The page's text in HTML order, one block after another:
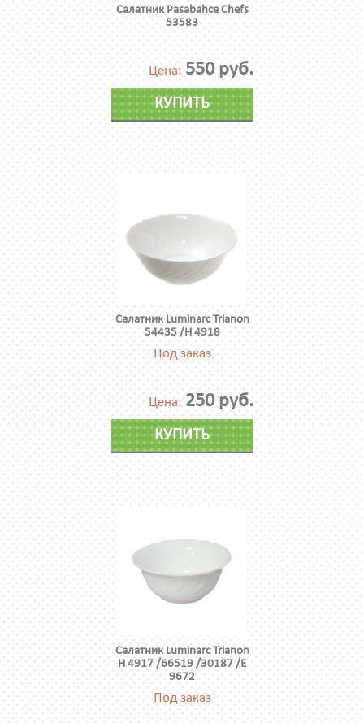
Салатник Pasabahce Chefs
53583
Цена: 550 руб.
КУПИТЬ
Салатник Luminarc Trianon
54435 /H 4918
Под заказ
Цена: 250 руб.
КУПИТЬ
Салатник Luminarc Trianon
H 4917 /66519 /30187 /E
9672
Под заказ